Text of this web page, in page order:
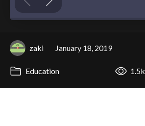
zaki January 18, 2019
Education 1.5k